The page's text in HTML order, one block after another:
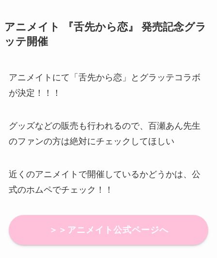
アニメイト 『舌先から恋』 発売記念グラ
ッテ開催
アニメイトにて「舌先から恋」とグラッテコラボ
が決定！！！
グッズなどの販売も行われるので、百瀬あん先生
のファンの方は絶対にチェックしてほしい
近くのアニメイトで開催しているかどうかは、公
式のホムペでチェック！！
＞＞アニメイト公式ページへ